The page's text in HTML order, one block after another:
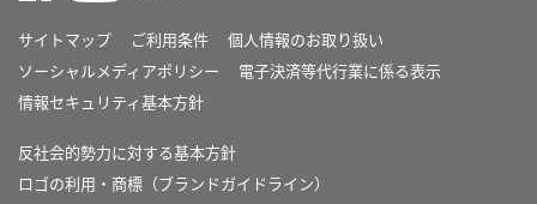
サイトマップ ご利用条件
個人情報のお取り扱い
ソーシャルメディアポリシー
電子決済等代行業に係る表示
情報セキュリティ基本方針
反社会的勢力に対する基本方針
ロゴの利用・商標（ブランドガイドライン）